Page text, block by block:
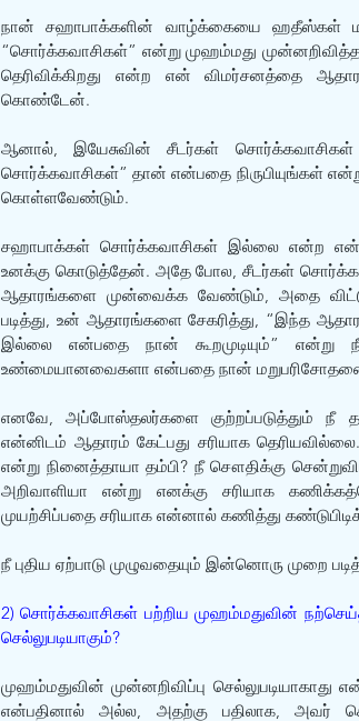
நான் சஹாபாக்களின் வாழ்க்கையை ஹதீஸ்கள்
“சொர்க்கவாசிகள்” என்று முஹம்மது
தெரிவிக்கிறது என்ற என் விமர்சனத்தை
கொண்டேன்.
ஆனால், இயேசுவின் சீடர்கள்
சொர்க்கவாசிகள்” தான் என்பதை நிருபியுங்கள்
கொள்ளவேண்டும்.
சஹாபாக்கள் சொர்க்கவாசிகள் இல்லை என்ற
உனக்கு கொடுத்தேன். அதே போல, சீடர்கள்
ஆதாரங்களை முன்வைக்க வேண்டும், அதை
படித்து, உன் ஆதாரங்களை சேகரித்து, “இந்த
இல்லை என்பதை நான் கூறமுடியும்”
உண்மையானவைகளா என்பதை நான் மறுபரிசோதனை
எனவே, அப்போஸ்தலர்களை குற்றப்படுத்தும் நீ
என்னிடம் ஆதாரம் கேட்பது சரியாக
என்று நினைத்தாயா தம்பி? நீ சௌதிக்கு
அறிவாளியா என்று எனக்கு சரியாக
முயற்சிப்பதை சரியாக என்னால் கணித்து
நீ புதிய ஏற்பாடு முழுவதையும் இன்னொரு முறை
2) சொர்க்கவாசிகள் பற்றிய முஹம்மதுவின்
செல்லுபடியாகும்?
முஹம்மதுவின் முன்னறிவிப்பு
என்பதினால் அல்ல, அதற்கு பதிலாக, அவர்